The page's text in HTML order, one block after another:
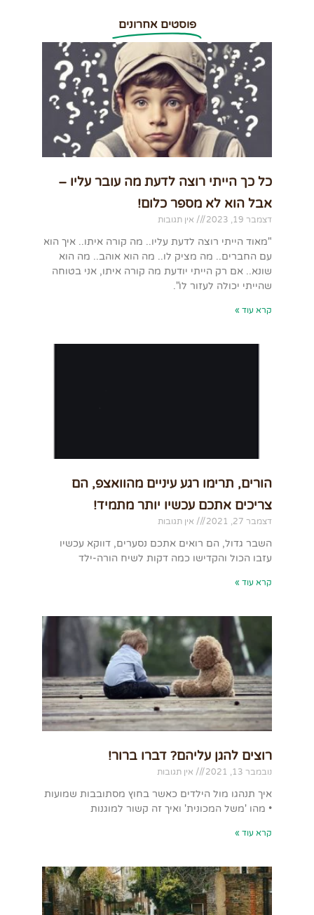
פוסטים אחרונים
כל כך הייתי רוצה לדעת מה עובר עליו –
אבל הוא לא מספר כלום!
דצמבר 19, 2023 אין תגובות
"מאוד הייתי רוצה לדעת עליו.. מה קורה איתו.. איך הוא
עם החברים.. מה מציק לו.. מה הוא אוהב.. מה הוא
שונא.. אם רק הייתי יודעת מה קורה איתו, אני בטוחה
שהייתי יכולה לעזור לו".
קרא עוד »
הורים, תרימו רגע עיניים מהוואצפ, הם
צריכים אתכם עכשיו יותר מתמיד!
דצמבר 27, 2021 אין תגובות
השבר גדול, הם רואים אתכם נסערים, דווקא עכשיו
עזבו הכול והקדישו כמה דקות לשיח הורה-ילד
קרא עוד »
רוצים להגן עליהם? דברו ברור!
נובמבר 13, 2021 אין תגובות
איך תנהגו מול הילדים כאשר בחוץ מסתובבות שמועות
• מהו 'משל המכונית' ואיך זה קשור למוגנות
קרא עוד »